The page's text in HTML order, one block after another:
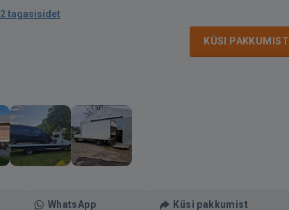
2 tagasisidet
KÜSI PAKKUMIST
WhatsApp Küsi pakkumist